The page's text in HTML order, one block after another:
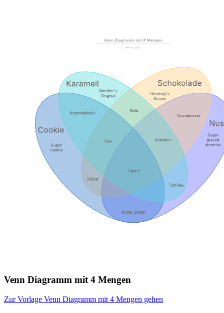
Venn Diagramm mit 4 Mengen
Zur Vorlage Venn Diagramm mit 4 Mengen gehen